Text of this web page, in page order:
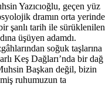
Yazıcıoğlu, geçen yüz
dramın orta yerinde
şanlı tarih ile sürüklenilen
üşüyen adamdı.
soğuk taşlarına
Keş Dağları’nda bir dağ
Başkan değil, bizin
ruhumuzun ta